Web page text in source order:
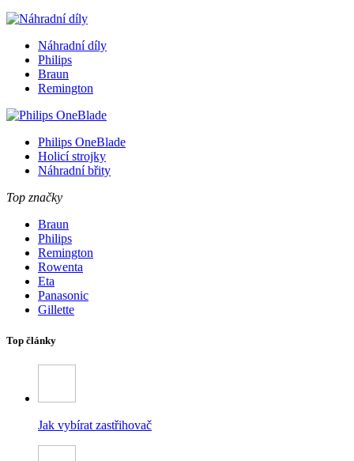
Náhradní díly
Philips
Braun
Remington
Philips OneBlade
Holicí strojky
Náhradní břity
Top značky
Braun
Philips
Remington
Rowenta
Eta
Panasonic
Gillette
Top články
Jak vybírat zastřihovač